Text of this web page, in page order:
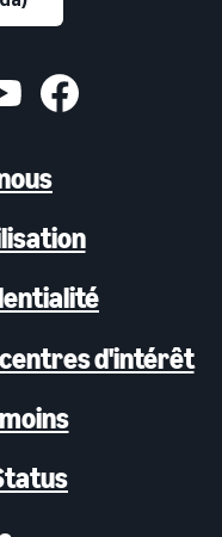
d'intérêt